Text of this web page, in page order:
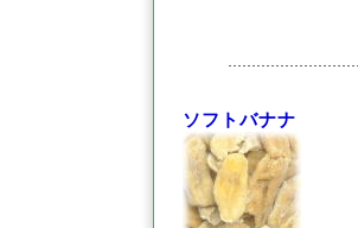
ソフトバナナ